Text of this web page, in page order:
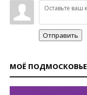
Отправить
МОЁ ПОДМОСКОВЬЕ